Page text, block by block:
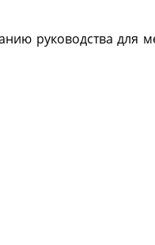
руководства для